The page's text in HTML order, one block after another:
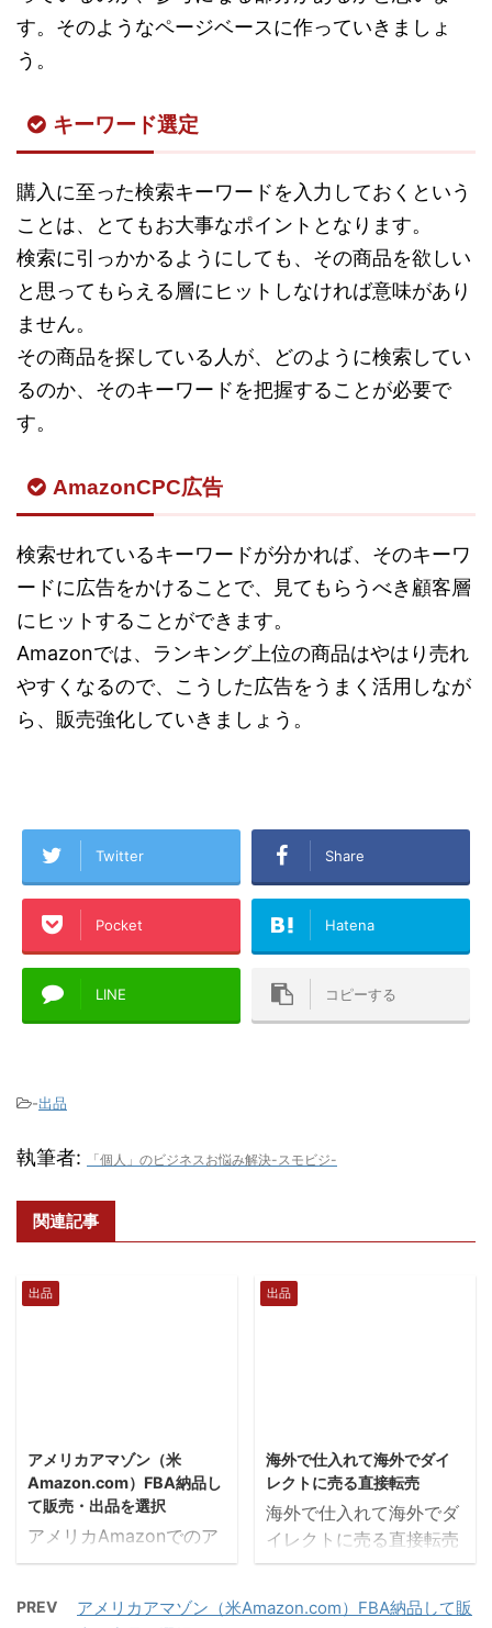
す。そのようなページベースに作っていきましょ
う。
キーワード選定
購入に至った検索キーワードを入力しておくという
ことは、とてもお大事なポイントとなります。
検索に引っかかるようにしても、その商品を欲しい
と思ってもらえる層にヒットしなければ意味があり
ません。
その商品を探している人が、どのように検索してい
るのか、そのキーワードを把握することが必要で
す。
AmazonCPC広告
検索せれているキーワードが分かれば、そのキーワ
ードに広告をかけることで、見てもらうべき顧客層
にヒットすることができます。
Amazonでは、ランキング上位の商品はやはり売れ
やすくなるので、こうした広告をうまく活用しなが
ら、販売強化していきましょう。
Twitter Share
Pocket Hatena
LINE コピーする
-出品
執筆者: 「個人」のビジネスお悩み解決-スモビジ-
関連記事
出品
アメリカアマゾン（米
Amazon.com）FBA納品し
て販売・出品を選択
アメリカAmazonでのア
カウントで気をつけるこ
ては、規約としては基本
出品
海外で仕入れて海外でダイ
レクトに売る直接転売
海外で仕入れて海外でダ
イレクトに売る直接転売
Amazon輸出とは少し
れるよりも、アメリカで
PREV
アメリカアマゾン（米Amazon.com）FBA納品して販